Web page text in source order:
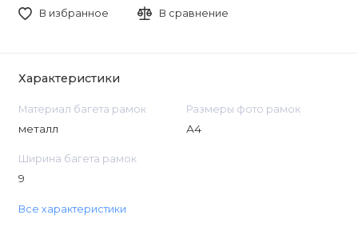
В избранное В сравнение
Характеристики
Материал багета рамок
металл
Размеры фото рамок
А4
Ширина багета рамок
9
Все характеристики